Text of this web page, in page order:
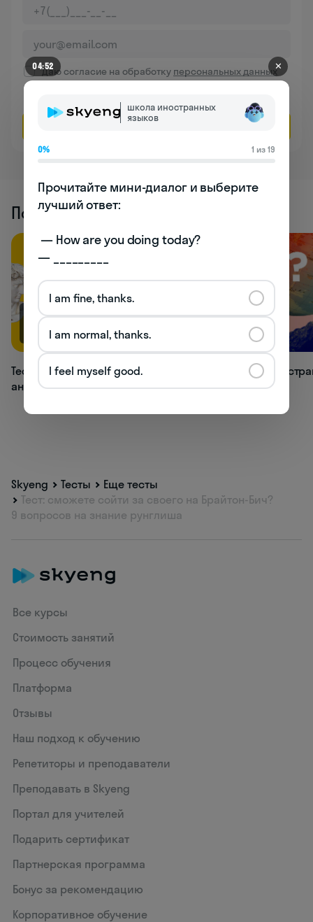
Даю согласие на обработку персональных данных
Оставить заявку
Похожие статьи
66.9K
Тест: как хорошо вы знаете времена
английского языка?
33.1K
Тест: в какой
Skyeng Тесты
Еще тесты
Тест: сможете сойти за своего на Брайтон-Бич?
9 вопросов на знание рунглиша
Все курсы
Стоимость занятий
Процесс обучения
Платформа
Отзывы
Наш подход к обучению
Репетиторы и преподаватели
Преподавать в Skyeng
Портал для учителей
Подарить сертификат
Партнерская программа
Бонус за рекомендацию
Корпоративное обучение
04:52 ✕
школа иностранных
языков
0% 1 из 19
Прочитайте мини-диалог и выберите
лучший ответ:
— _________
I am fine, thanks.
I am normal, thanks.
I feel myself good.